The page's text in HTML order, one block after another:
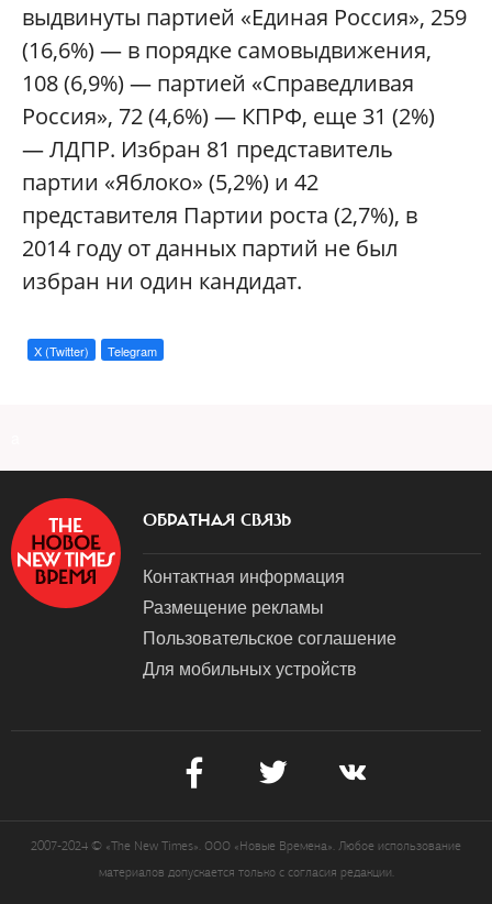
выдвинуты партией «Единая Россия», 259
(16,6%) — в порядке самовыдвижения,
108 (6,9%) — партией «Справедливая
Россия», 72 (4,6%) — КПРФ, еще 31 (2%)
— ЛДПР. Избран 81 представитель
партии «Яблоко» (5,2%) и 42
представителя Партии роста (2,7%), в
2014 году от данных партий не был
избран ни один кандидат.
X (Twitter) Telegram
ОБРАТНАЯ СВЯЗЬ
Контактная информация
Размещение рекламы
Пользовательское соглашение
Для мобильных устройств
2007-2024 © «The New Times». ООО «Новые Времена». Любое использование
материалов допускается только с согласия редакции.